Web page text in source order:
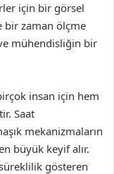
için bir görsel
bir zaman ölçme
mühendisliğin bir
insan için hem
Saat
mekanizmaların
büyük keyif alır.
gösteren